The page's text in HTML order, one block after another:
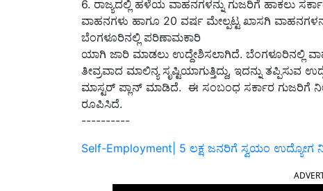
6. ರಾಜ್ಯದಲ್ಲಿ ಹಳೆಯ ವಾಹನಗಳನ್ನು ಗುಜರಿಗೆ ಹಾಕಲು
ವಾಹನಗಳು ಹಾಗೂ 20 ವರ್ಷ ಮೇಲ್ಪಟ್ಟ ಖಾಸಗಿ
ಬೆಂಗಳೂರಿನಲ್ಲಿ ಪರಿಣಾಮಕಾರಿ
ಯಾಗಿ ಜಾರಿ ಮಾಡಲು ಉದ್ದೇಶಿಸಲಾಗಿದೆ. ಬೆಂಗಳೂರಿನಲ್ಲಿ
ತೀವ್ರವಾದ ಮಾಲಿನ್ಯ ಸೃಷ್ಟಿಯಾಗುತ್ತಿದ್ದು, ಇದನ್ನು
ಮಾಸ್ಟರ್‌ ಪ್ಲಾನ್ ಮಾಡಿದೆ. ಈ ಸಂಬಂಧ ಸರ್ಕಾರ ಗುಜರಿಗೆ
ರೂಪಿಸಿದೆ.
----------
Self-Employment| 5 ಲಕ್ಷ ಜನರಿಗೆ ಸ್ವಯಂ